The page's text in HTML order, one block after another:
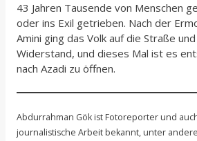
43 Jahren Tausende von Menschen
oder ins Exil getrieben. Nach der
Amini ging das Volk auf die Straße
Widerstand, und dieses Mal ist es
nach Azadi zu öffnen.
Abdurrahman Gök ist Fotoreporter und
journalistische Arbeit bekannt, unter